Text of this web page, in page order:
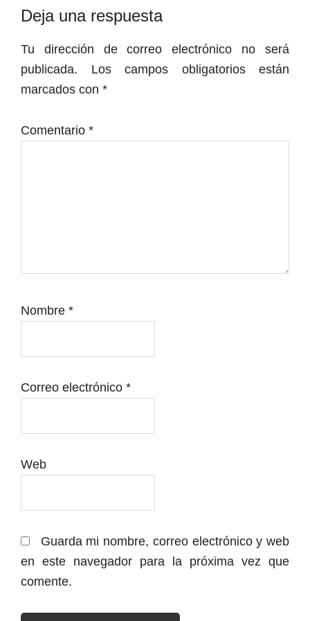
Interacciones
con
los
lectores
Deja una respuesta
Tu dirección de correo electrónico no será
publicada.
Los campos obligatorios están
marcados con *
Comentario *
Nombre *
Correo electrónico *
Web
Guarda mi nombre, correo electrónico y web
en este navegador para la próxima vez que
comente.